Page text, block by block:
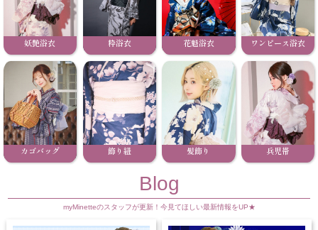
妖艶浴衣 粋浴衣 花魁浴衣 ワンピース浴衣
カゴバッグ 飾り紐 髪飾り 兵児帯
Blog
myMinetteのスタッフが更新！今見てほしい最新情報をUP★